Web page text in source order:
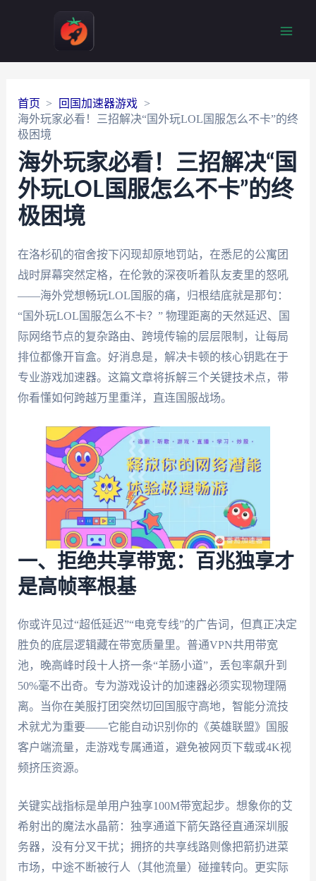
首页
回国加速器游戏
海外玩家必看！三招解决“国外玩LOL国服怎么不卡”的终
极困境
海外玩家必看！三招解决“国
外玩LOL国服怎么不卡”的终
极困境
在洛杉矶的宿舍按下闪现却原地罚站，在悉尼的公寓团
战时屏幕突然定格，在伦敦的深夜听着队友麦里的怒吼
——海外党想畅玩LOL国服的痛，归根结底就是那句：
“国外玩LOL国服怎么不卡？” 物理距离的天然延迟、国
际网络节点的复杂路由、跨境传输的层层限制，让每局
排位都像开盲盒。好消息是，解决卡顿的核心钥匙在于
专业游戏加速器。这篇文章将拆解三个关键技术点，带
你看懂如何跨越万里重洋，直连国服战场。
一、拒绝共享带宽：百兆独享才
是高帧率根基
你或许见过“超低延迟”“电竞专线”的广告词，但真正决定
胜负的底层逻辑藏在带宽质量里。普通VPN共用带宽
池，晚高峰时段十人挤一条“羊肠小道”，丢包率飙升到
50%毫不出奇。专为游戏设计的加速器必须实现物理隔
离。当你在美服打团突然切回国服守高地，智能分流技
术就尤为重要——它能自动识别你的《英雄联盟》国服
客户端流量，走游戏专属通道，避免被网页下载或4K视
频挤压资源。
关键实战指标是单用户独享100M带宽起步。想象你的艾
希射出的魔法水晶箭：独享通道下箭矢路径直通深圳服
务器，没有分叉干扰；拥挤的共享线路则像把箭扔进菜
市场，中途不断被行人（其他流量）碰撞转向。更实际